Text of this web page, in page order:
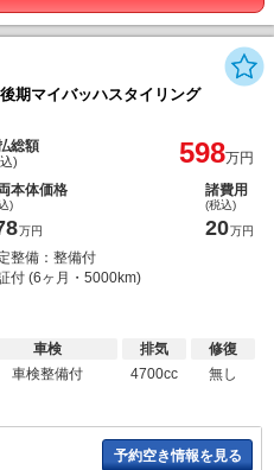
マイバッハスタイリング
総額
) 598万円
本体価格
)
万円
諸費用
(税込)
20万円
整備：整備付
付 (6ヶ月・5000km)
車検
車検整備付
排気
4700cc
修復
無し
予約空き情報を見る